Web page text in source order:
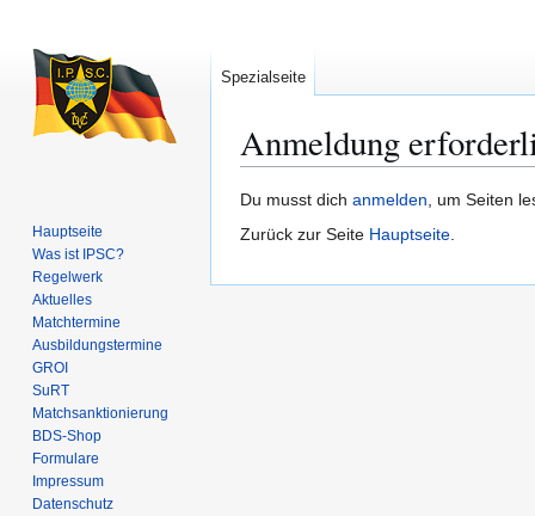
Anmeldung
Zur
Navigation
Zur
Suche
Du musst dich anmelden, um Seiten
Zurück zur Seite Hauptseite.
Spezialseite
Hauptseite
Was ist IPSC?
Regelwerk
Aktuelles
Matchtermine
Ausbildungs­termine
GROI
SuRT
Match­sanktionierung
BDS-Shop
Formulare
Impressum
Datenschutz